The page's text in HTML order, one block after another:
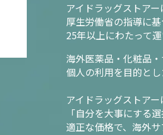
アイドラッグストア
厚生労働省の指導に基
25年以上にわたって運
海外医薬品・化粧品
個人の利用を目的と
アイドラッグストア
「自分を大事にする
適正な価格で、海外